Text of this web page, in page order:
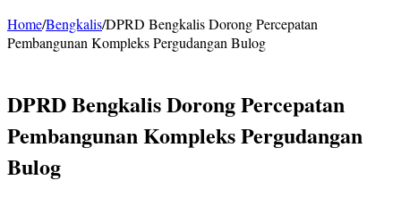
Home/Bengkalis/DPRD Bengkalis Dorong Percepatan
Pembangunan Kompleks Pergudangan Bulog
DPRD Bengkalis Dorong Percepatan
Pembangunan Kompleks Pergudangan
Bulog